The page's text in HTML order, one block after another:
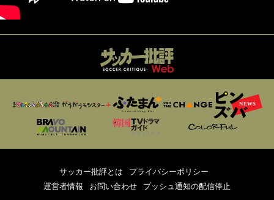
サッカー批評とは
プライバシーポリシー
運営者情報
お問い合わせ プッシュ通知の配信停止